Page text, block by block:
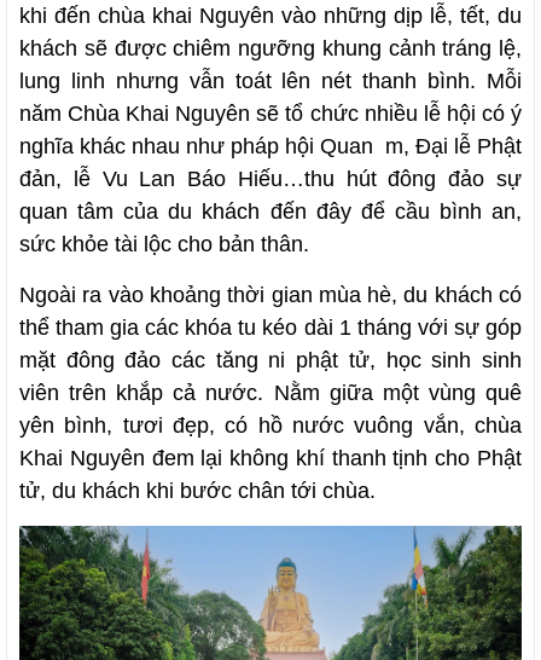
khi đến chùa khai Nguyên vào những dịp lễ, tết, du
khách sẽ được chiêm ngưỡng khung cảnh tráng lệ,
lung linh nhưng vẫn toát lên nét thanh bình. Mỗi
năm Chùa Khai Nguyên sẽ tổ chức nhiều lễ hội có ý
nghĩa khác nhau như pháp hội Quan m, Đại lễ Phật
đản, lễ Vu Lan Báo Hiếu…thu hút đông đảo sự
quan tâm của du khách đến đây để cầu bình an,
sức khỏe tài lộc cho bản thân.
Ngoài ra vào khoảng thời gian mùa hè, du khách có
thể tham gia các khóa tu kéo dài 1 tháng với sự góp
mặt đông đảo các tăng ni phật tử, học sinh sinh
viên trên khắp cả nước. Nằm giữa một vùng quê
yên bình, tươi đẹp, có hồ nước vuông vắn, chùa
Khai Nguyên đem lại không khí thanh tịnh cho Phật
tử, du khách khi bước chân tới chùa.